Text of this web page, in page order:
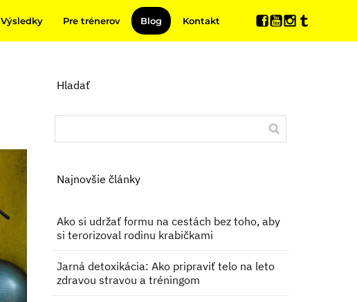
Výsledky Pre trénerov Blog Kontakt
Hladať
Najnovšie články
Ako si udržať formu na cestách bez toho, aby
si terorizoval rodinu krabičkami
Jarná detoxikácia: Ako pripraviť telo na leto
zdravou stravou a tréningom